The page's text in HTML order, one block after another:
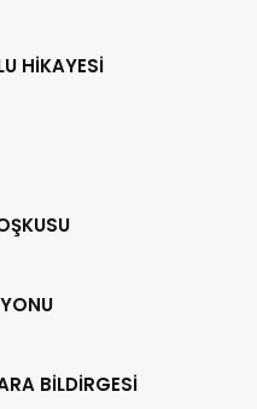
HİKAYESİ
BİLDİRGESİ